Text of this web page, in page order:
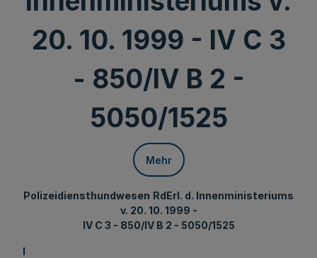
20. 10. 1999 - IV C 3
- 850/IV B 2 -
5050/1525
Mehr
Polizeidiensthundwesen RdErl. d. Innenministeriums
v. 20. 10. 1999 -
IV C 3 - 850/IV B 2 - 5050/1525
l